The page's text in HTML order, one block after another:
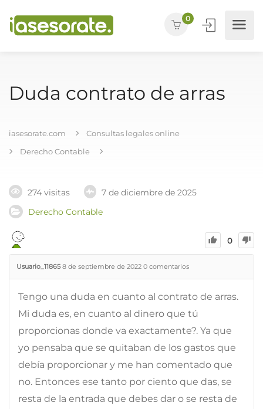
0
Duda contrato de arras
iasesorate.com
Consultas legales online
Derecho Contable
274 visitas
7 de diciembre de 2025
Derecho Contable
0
Usuario_11865 8 de septiembre de 2022 0 comentarios
Tengo una duda en cuanto al contrato de arras.
Mi duda es, en cuanto al dinero que tú
proporcionas donde va exactamente?. Ya que
yo pensaba que se quitaban de los gastos que
debía proporcionar y me han comentado que
no. Entonces ese tanto por ciento que das, se
resta de la entrada que debes dar o se resta de